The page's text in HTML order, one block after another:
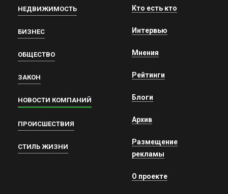
НЕДВИЖИМОСТЬ
БИЗНЕС
ОБЩЕСТВО
ЗАКОН
НОВОСТИ КОМПАНИЙ
ПРОИСШЕСТВИЯ
СТИЛЬ ЖИЗНИ
Кто есть кто
Интервью
Мнения
Рейтинги
Блоги
Архив
Размещение
рекламы
О проекте